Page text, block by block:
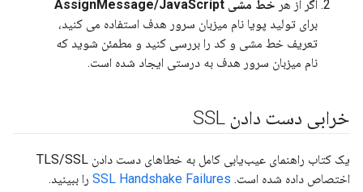
اگر از هر خط مشی AssignMessage/JavaScript
برای تولید پویا نام میزبان سرور هدف استفاده می کنید،
تعریف خط مشی و کد را بررسی کنید و مطمئن شوید که
نام میزبان سرور هدف به درستی ایجاد شده است.
خرابی دست دادن SSL
یک کتاب راهنمای عیب‌یابی کامل به خطاهای دست دادن TLS/SSL
اختصاص داده شده است. SSL Handshake Failures را ببینید.